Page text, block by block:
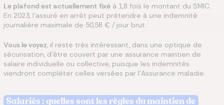
Le plafond est actuellement fixé à 1,8 fois le montant du SMIC.
En 2023, l’assuré en arrêt peut prétendre à une indemnité
journalière maximale de 50,58 € / jour brut.
Vous le voyez, il reste très intéressant, dans une optique de
sécurisation, d’être couvert par une assurance maintien de
salaire individuelle ou collective, puisque les indemnités
viendront compléter celles versées par l’Assurance maladie.
Salariés : quelles sont les règles du maintien de